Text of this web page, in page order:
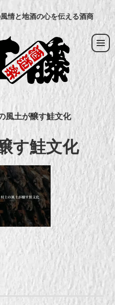
情と地酒の心を伝える酒商
風土が醸す鮭文化
す鮭文化